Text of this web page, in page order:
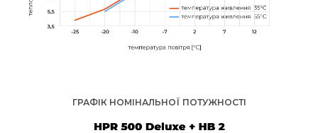
ГРАФІК НОМІНАЛЬНОЇ ПОТУЖНОСТІ